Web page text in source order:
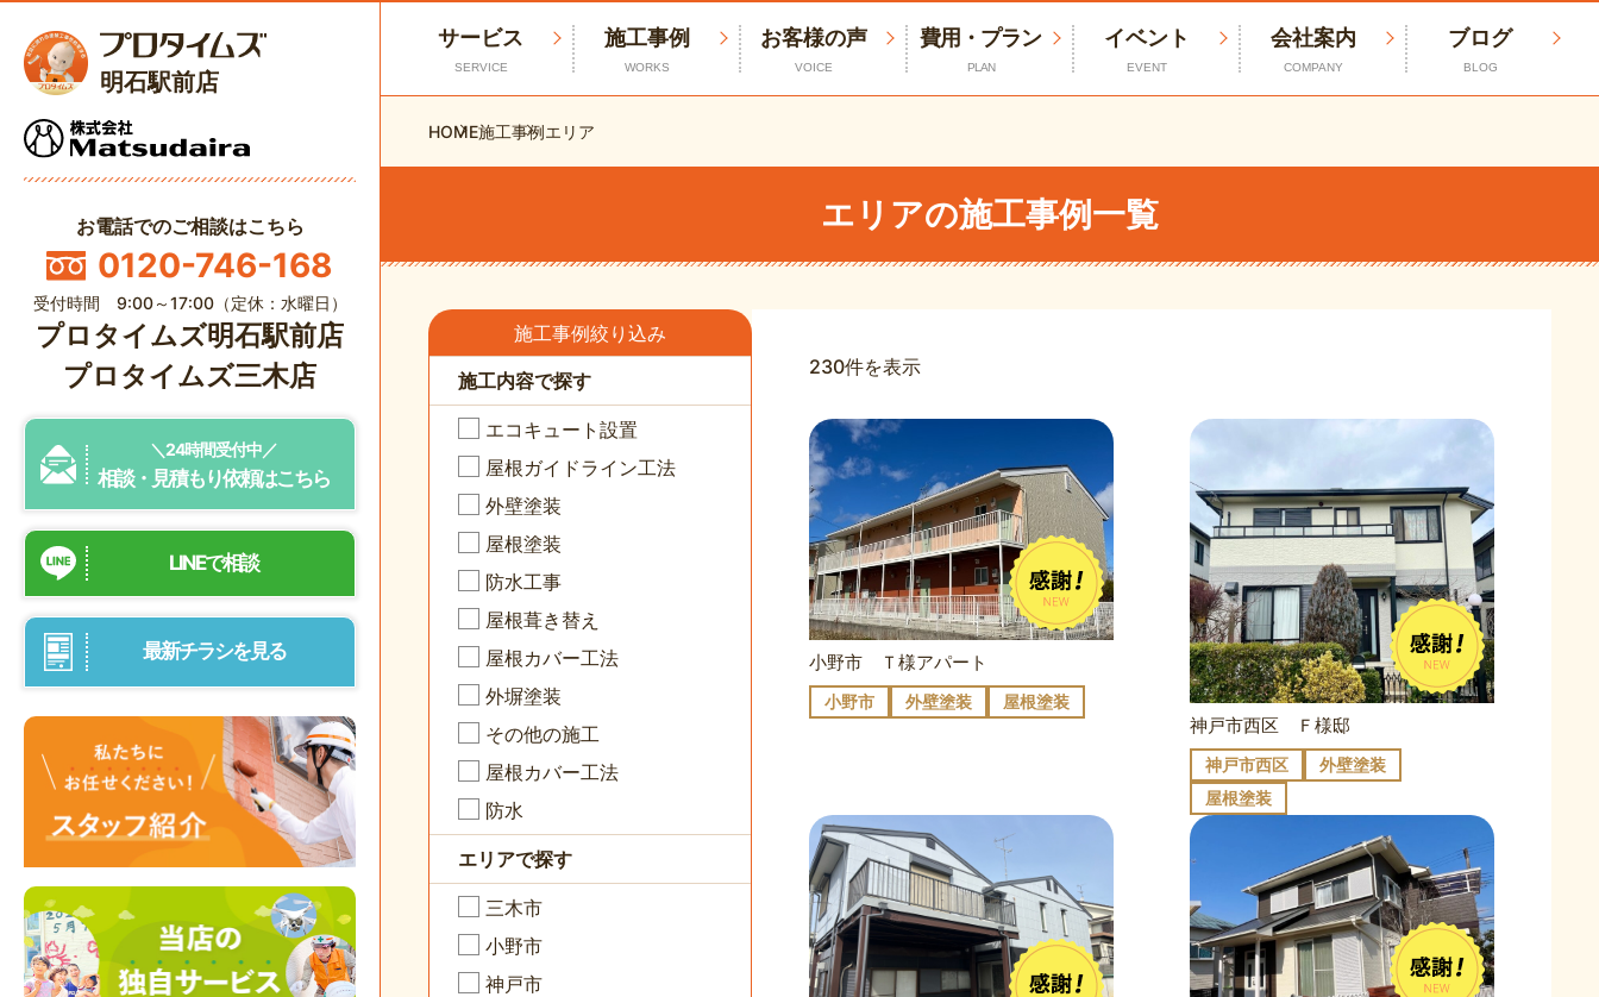
明石駅前店
お電話でのご相談はこちら
0120-746-168
受付時間 9:00～17:00（定休：水曜日）
プロタイムズ明石駅前店
プロタイムズ三木店
＼24時間受付中／
相談・見積もり依頼はこちら
LINEで相談
最新チラシを見る
サービス
SERVICE
施工事例
WORKS
お客様の声
VOICE
費用・プラン
PLAN
イベント
EVENT
会社案内
COMPANY
ブログ
BLOG
HOME施工事例エリア
エリアの施工事例一覧
施工事例絞り込み
施工内容で探す
エコキュート設置
屋根ガイドライン工法
外壁塗装
屋根塗装
防水工事
屋根葺き替え
屋根カバー工法
外塀塗装
その他の施工
屋根カバー工法
防水
エリアで探す
三木市
小野市
神戸市
230件を表示
小野市 Ｔ様アパート
小野市 外壁塗装 屋根塗装
神戸市西区 Ｆ様邸
神戸市西区
外壁塗装
屋根塗装